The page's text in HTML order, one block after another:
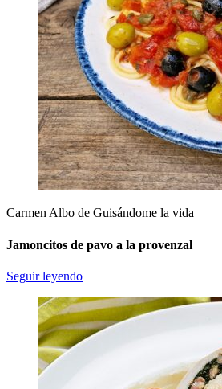
Carmen Albo de Guisándome la vida
Jamoncitos de pavo a la provenzal
Seguir leyendo